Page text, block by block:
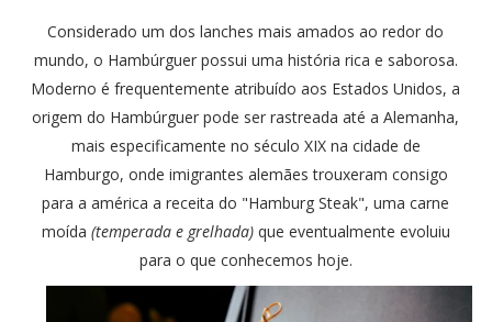
Considerado um dos lanches mais amados ao redor do
mundo, o Hambúrguer possui uma história rica e saborosa.
Moderno é frequentemente atribuído aos Estados Unidos, a
origem do Hambúrguer pode ser rastreada até a Alemanha,
mais especificamente no século XIX na cidade de
Hamburgo, onde imigrantes alemães trouxeram consigo
para a américa a receita do "Hamburg Steak", uma carne
moída (temperada e grelhada)que eventualmente evoluiu
para o que conhecemos hoje.